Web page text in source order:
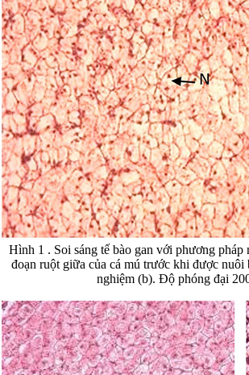
Hình 1 . Soi sáng tế bào gan với phương
đoạn ruột giữa của cá mú trước khi được nuôi
nghiệm (b). Độ phóng đại